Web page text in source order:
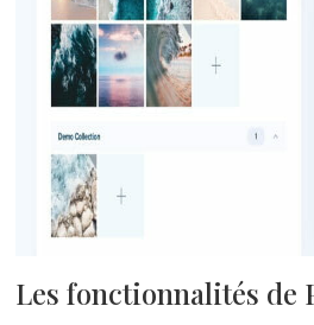
Les fonctionnalités de